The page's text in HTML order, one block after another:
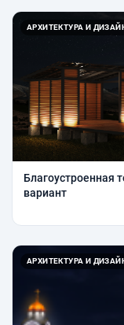
АРХИТЕКТУРА И
Благоустроенная
вариант
АРХИТЕКТУРА И